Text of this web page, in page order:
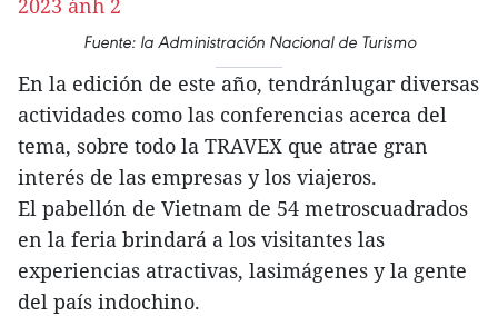
Fuente: la Administración Nacional de Turismo
En la edición de este año, tendránlugar diversas
actividades como las conferencias acerca del
tema, sobre todo la TRAVEX que atrae gran
interés de las empresas y los viajeros.
El pabellón de Vietnam de 54 metroscuadrados
en la feria brindará a los visitantes las
experiencias atractivas, lasimágenes y la gente
del país indochino.